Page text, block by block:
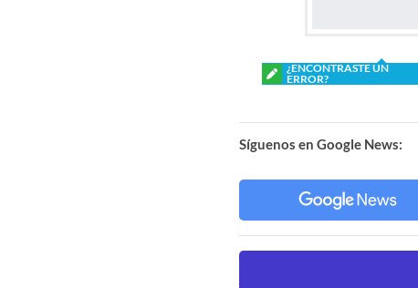
¿ENCONTRASTE UN
ERROR?
Síguenos en Google News: